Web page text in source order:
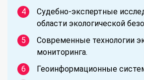
Судебно-экспертные
области экологической
Современные технологии
мониторинга.
Геоинформационные